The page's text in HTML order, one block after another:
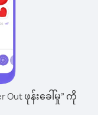
Out ဖုန်းခေါ်မှု” ကို